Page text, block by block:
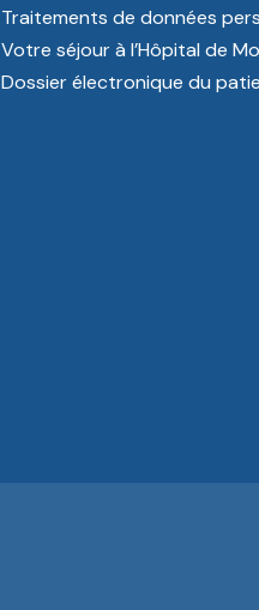
Traitements de données
Votre séjour à l’Hôpital de
Dossier électronique du